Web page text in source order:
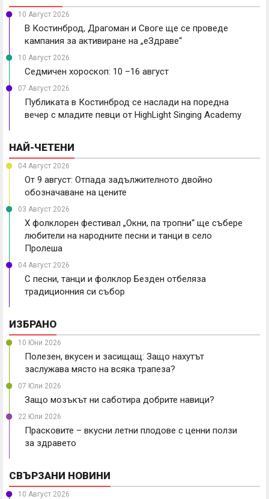
10 Август 2026
В Костинброд, Драгоман и Своге ще се проведе
кампания за активиране на „еЗдраве“
10 Август 2026
Седмичен хороскоп: 10 –16 август
07 Август 2026
Публиката в Костинброд се наслади на поредна
вечер с младите певци от HighLight Singing Academy
НАЙ-ЧЕТЕНИ
04 Август 2026
От 9 август: Отпада задължителното двойно
обозначаване на цените
03 Август 2026
X фолклорен фестивал „Окни, па тропни“ ще събере
любители на народните песни и танци в село
Пролеша
04 Август 2026
С песни, танци и фолклор Безден отбеляза
традиционния си събор
ИЗБРАНО
10 Юни 2026
Полезен, вкусен и засищащ: Защо нахутът
заслужава място на всяка трапеза?
07 Юли 2026
Защо мозъкът ни саботира добрите навици?
22 Юли 2026
Прасковите – вкусни летни плодове с ценни ползи
за здравето
СВЪРЗАНИ НОВИНИ
10 Август 2026